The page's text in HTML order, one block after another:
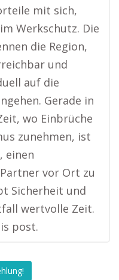
mit sich,
Werkschutz. Die
die Region,
und
auf die
Gerade in
wo Einbrüche
zunehmen, ist
einen
vor Ort zu
Sicherheit und
wertvolle Zeit.
post.